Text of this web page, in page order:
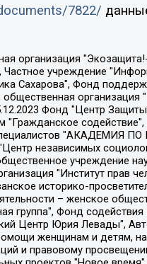
7822/
организация "Институт глобализации и социальных движений", Фонд "В защиту прав заключенных", Частное учреждение "Центр поддержки и содействия развитию средств массовой информации", Пензенский региональный общественный благотворительный фонд "Гражданский союз", "Север.Реалии", Некоммерческая организация Фонд "Правовая инициатива", Общество с ограниченной ответственностью "Радио Свободная Европа/Радио Свобода", Чешское информационное агентство "MEDIUM-ORIENT", Красноярская региональная общественная организация "Мы против СПИДа", Камалягин Денис Николаевич, Маркелов Сергей Евгеньевич, Пономарев Лев Александрович, Савицкая Людмила Алексеевна, Автономная некоммерческая организация "Центр по работе с проблемой насилия "НАСИЛИЮ.НЕТ", Межрегиональный профессиональный союз работников здравоохранения "Альянс врачей", Юридическое лицо, зарегистрированное в Латвийской Республике, SIA "Medusa Project" (регистрационный номер 40103797863, дата регистрации 10.06.2014), Некоммерческая организация "Фонд по борьбе с коррупцией", Автономная некоммерческая организация "Институт права и публичной политики", Баданин Роман Сергеевич, Гликин Максим Александрович, Железнова Мария Михайловна, Лукьянова Юлия Сергеевна, Маетная Елизавета Витальевна, Маняхин Петр Борисович, Чуракова Ольга Владимировна, Ярош Юлия Петровна, Юридическое лицо "The Insider SIA", зарегистрированное в Риге, Латвийская Республика (дата регистрации 26.06.2015), являющееся администратором доменного имени интернет-издания "The Insider SIA", https://theins.ru, Постернак Алексей Евгеньевич, Рубин